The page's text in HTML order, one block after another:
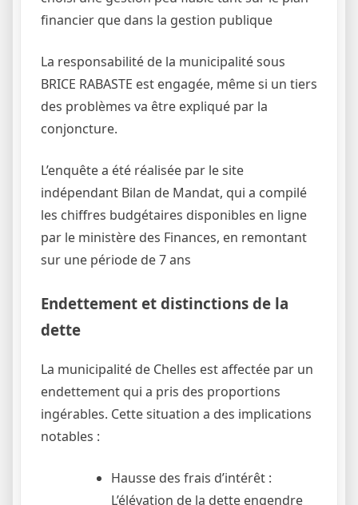
financier que dans la gestion publique
La responsabilité de la municipalité sous
BRICE RABASTE est engagée, même si un tiers
des problèmes va être expliqué par la
conjoncture.
L’enquête a été réalisée par le site
indépendant Bilan de Mandat, qui a compilé
les chiffres budgétaires disponibles en ligne
par le ministère des Finances, en remontant
sur une période de 7 ans
Endettement et distinctions de la
dette
La municipalité de Chelles est affectée par un
endettement qui a pris des proportions
ingérables. Cette situation a des implications
notables :
Hausse des frais d’intérêt :
L’élévation de la dette engendre